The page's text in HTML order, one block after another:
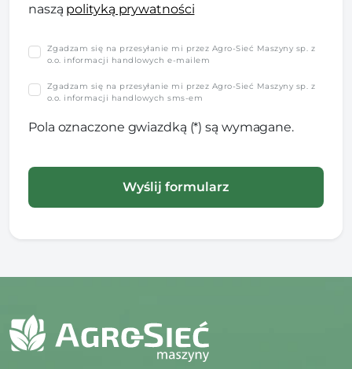
naszą polityką prywatności
Zgadzam się na przesyłanie mi przez Agro-Sieć Maszyny sp. z
o.o. informacji handlowych e-mailem
Zgadzam się na przesyłanie mi przez Agro-Sieć Maszyny sp. z
o.o. informacji handlowych sms-em
Pola oznaczone gwiazdką (*) są wymagane.